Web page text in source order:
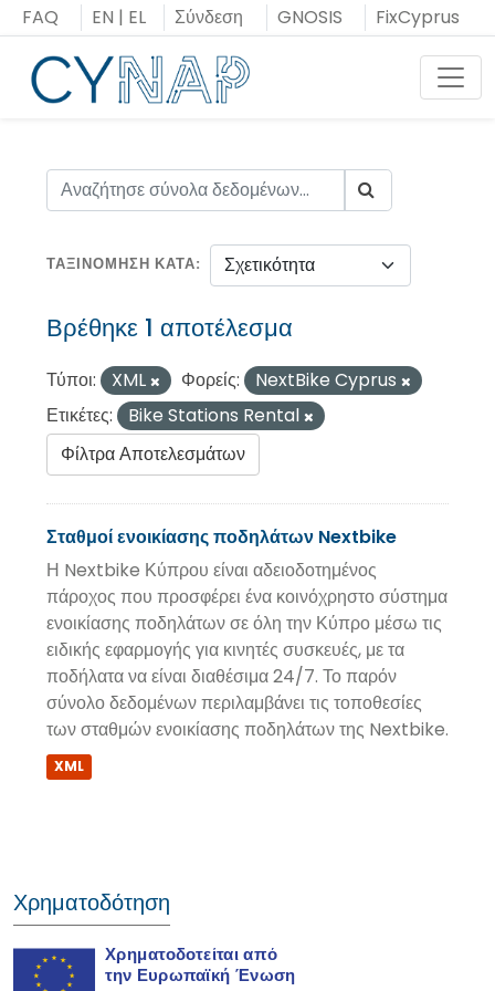
Μεταπήδηση
στο
περιεχόμενο
FAQ EN | EL Σύνδεση GNOSIS FixCyprus
ΤΑΞΙΝΌΜΗΣΗ ΚΑΤΆ
Βρέθηκε 1 αποτέλεσμα
Τύποι: XML Φορείς:
NextBike Cyprus
Ετικέτες:
Bike Stations Rental
Φίλτρα Αποτελεσμάτων
Σταθμοί ενοικίασης ποδηλάτων Nextbike
Η Nextbike Κύπρου είναι αδειοδοτημένος
πάροχος που προσφέρει ένα κοινόχρηστο σύστημα
ενοικίασης ποδηλάτων σε όλη την Κύπρο μέσω τις
ειδικής εφαρμογής για κινητές συσκευές, με τα
ποδήλατα να είναι διαθέσιμα 24/7. Το παρόν
σύνολο δεδομένων περιλαμβάνει τις τοποθεσίες
των σταθμών ενοικίασης ποδηλάτων της Nextbike.
XML
Χρηματοδότηση